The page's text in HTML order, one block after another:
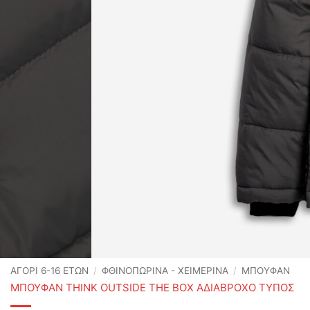
ΑΓΟΡΙ 6-16 ΕΤΩΝ / ΦΘΙΝΟΠΩΡΙΝΆ - ΧΕΙΜΕΡΙΝΆ / ΜΠΟΥΦΑΝ
ΜΠΟΥΦΑΝ THINK OUTSIDE THE BOX ΑΔΙΑΒΡΟΧΟ ΤΥΠΟΣ